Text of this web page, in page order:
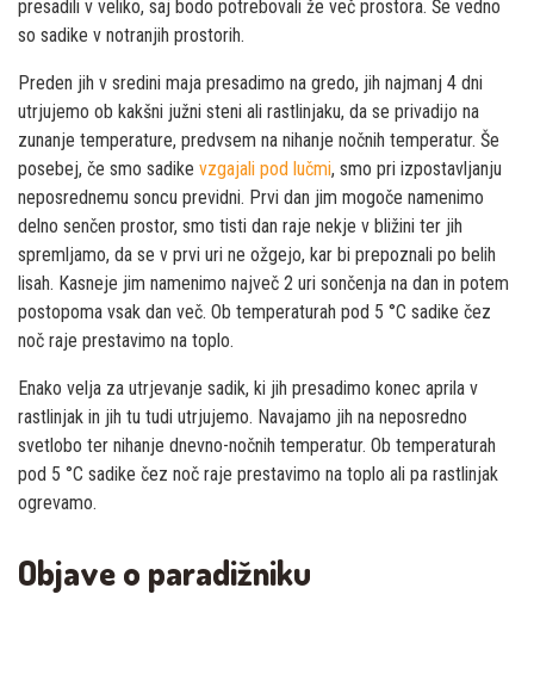
presadili v veliko, saj bodo potrebovali že več prostora. Še vedno
so sadike v notranjih prostorih.
Preden jih v sredini maja presadimo na gredo, jih najmanj 4 dni
utrjujemo ob kakšni južni steni ali rastlinjaku, da se privadijo na
zunanje temperature, predvsem na nihanje nočnih temperatur. Še
posebej, če smo sadike vzgajali pod lučmi, smo pri izpostavljanju
neposrednemu soncu previdni. Prvi dan jim mogoče namenimo
delno senčen prostor, smo tisti dan raje nekje v bližini ter jih
spremljamo, da se v prvi uri ne ožgejo, kar bi prepoznali po belih
lisah. Kasneje jim namenimo največ 2 uri sončenja na dan in potem
postopoma vsak dan več. Ob temperaturah pod 5 °C sadike čez
noč raje prestavimo na toplo.
Enako velja za utrjevanje sadik, ki jih presadimo konec aprila v
rastlinjak in jih tu tudi utrjujemo. Navajamo jih na neposredno
svetlobo ter nihanje dnevno-nočnih temperatur. Ob temperaturah
pod 5 °C sadike čez noč raje prestavimo na toplo ali pa rastlinjak
ogrevamo.
Objave o paradižniku